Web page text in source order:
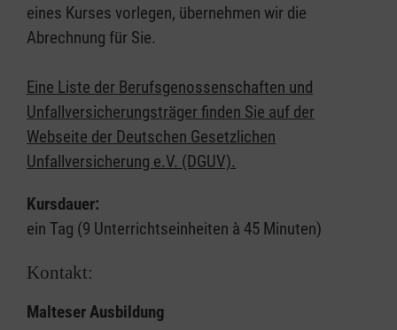
eines Kurses vorlegen, übernehmen wir die
Abrechnung für Sie.
Eine Liste der Berufsgenossenschaften und
Unfallversicherungsträger finden Sie auf der
Webseite der Deutschen Gesetzlichen
Unfallversicherung e.V. (DGUV).
Kursdauer:
ein Tag (9 Unterrichtseinheiten à 45 Minuten)
Kontakt:
Malteser Ausbildung